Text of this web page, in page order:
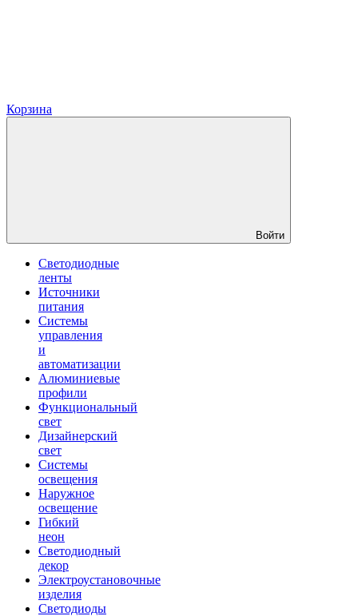
Корзина
Войти
Светодиодные
ленты
Источники
питания
Системы
управления
и
автоматизации
Алюминиевые
профили
Функциональный
свет
Дизайнерский
свет
Системы
освещения
Наружное
освещение
Гибкий
неон
Светодиодный
декор
Электроустановочные
изделия
Светодиоды